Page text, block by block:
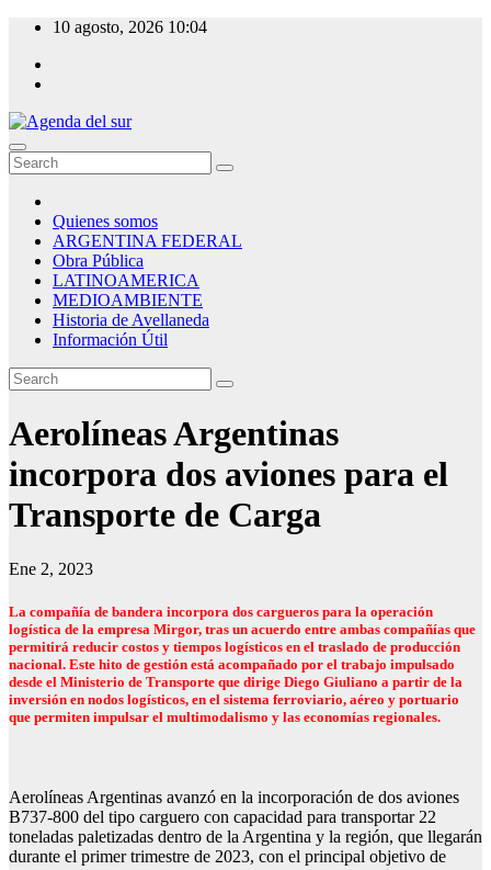
Skip
content
10 agosto, 2026 10:04
Agenda del sur
Quienes somos
ARGENTINA FEDERAL
Obra Pública
LATINOAMERICA
MEDIOAMBIENTE
Historia de Avellaneda
Información Útil
Aerolíneas Argentinas
incorpora dos aviones para el
Transporte de Carga
Ene 2, 2023
La compañía de bandera incorpora dos cargueros para la operación
logística de la empresa Mirgor, tras un acuerdo entre ambas compañías que
permitirá reducir costos y tiempos logísticos en el traslado de producción
nacional. Este hito de gestión está acompañado por el trabajo impulsado
desde el Ministerio de Transporte que dirige Diego Giuliano a partir de la
inversión en nodos logísticos, en el sistema ferroviario, aéreo y portuario
que permiten impulsar el multimodalismo y las economías regionales.
Aerolíneas Argentinas avanzó en la incorporación de dos aviones
B737-800 del tipo carguero con capacidad para transportar 22
toneladas paletizadas dentro de la Argentina y la región, que llegarán
durante el primer trimestre de 2023, con el principal objetivo de